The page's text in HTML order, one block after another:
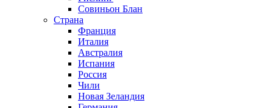
Совиньон Блан
Страна
Франция
Италия
Австралия
Испания
Россия
Чили
Новая Зеландия